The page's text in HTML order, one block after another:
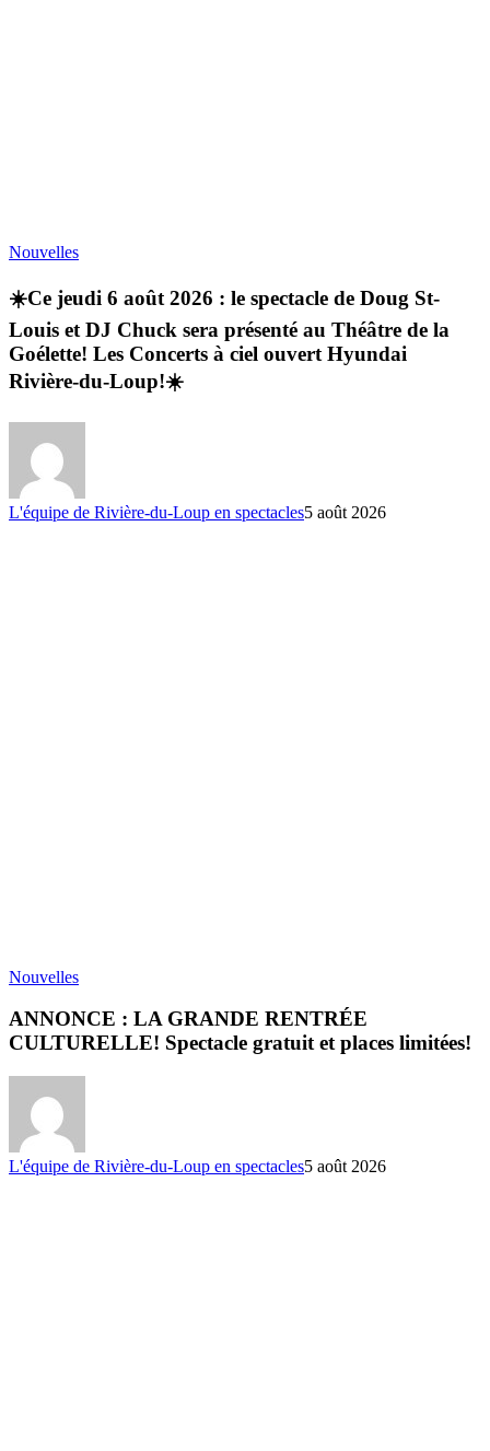
Nouvelles
☀️Ce jeudi 6 août 2026 : le spectacle de Doug St-
Louis et DJ Chuck sera présenté au Théâtre de la
Goélette! Les Concerts à ciel ouvert Hyundai
Rivière-du-Loup!☀️
L'équipe de Rivière-du-Loup en spectacles5 août 2026
Nouvelles
ANNONCE : LA GRANDE RENTRÉE
CULTURELLE! Spectacle gratuit et places limitées!
L'équipe de Rivière-du-Loup en spectacles5 août 2026